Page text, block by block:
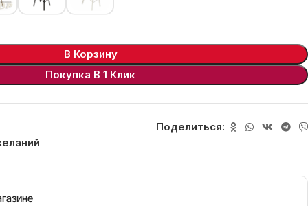
В Корзину
Покупка В 1 Клик
Поделиться: